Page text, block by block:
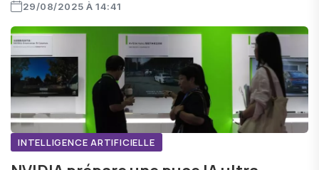
29/08/2025 À 14:41
INTELLIGENCE ARTIFICIELLE